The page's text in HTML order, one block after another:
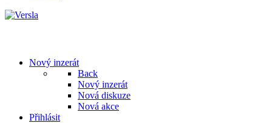
Nový inzerát
Back
Nový inzerát
Nová diskuze
Nová akce
Přihlásit